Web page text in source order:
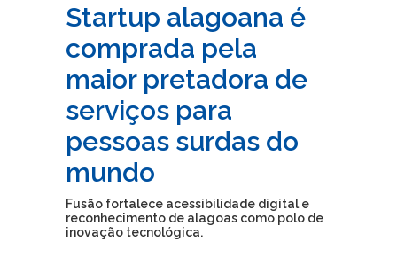
Startup alagoana é
comprada pela
maior pretadora de
serviços para
pessoas surdas do
mundo
Fusão fortalece acessibilidade digital e
reconhecimento de alagoas como polo de
inovação tecnológica.